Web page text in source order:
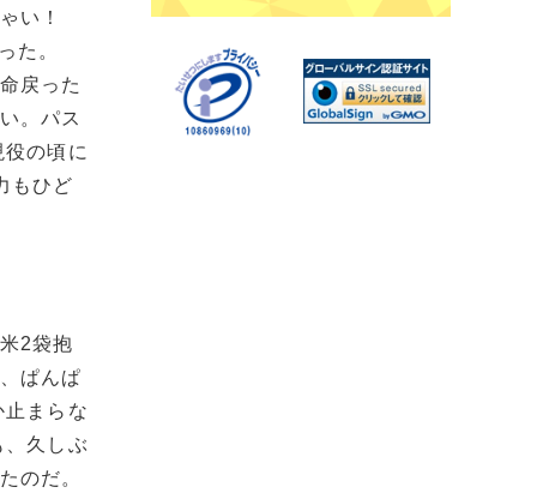
い！
た。
戻った
。パス
の頃に
もひど
2袋抱
ぱんぱ
まらな
久しぶ
のだ。